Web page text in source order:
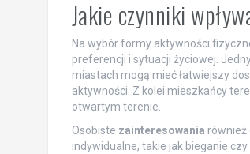
Jakie czynniki
Na wybór formy aktywności
preferencji i sytuacji życiowej.
miastach mogą mieć łatwiejszy
aktywności. Z kolei mieszkańcy
otwartym terenie.
Osobiste zainteresowania również
indywidualne, takie jak bieganie